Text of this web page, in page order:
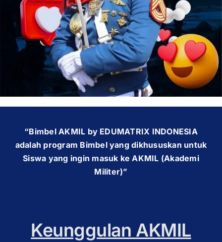
OUR PROGRAM
REGISTRATION
CONTACT US
“Bimbel AKMIL by EDUMATRIX INDONESIA
adalah program Bimbel yang dikhususkan untuk
Siswa yang ingin masuk ke AKMIL (Akademi
Militer)”
Keunggulan AKMIL